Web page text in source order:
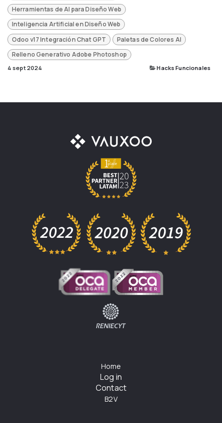
Herramientas de AI para Diseño Web
Inteligencia Artificial en Diseño Web
Odoo v17 Integración Chat GPT
Paletas de Colores AI
Relleno Generativo Adobe Photoshop
4 sept 2024 Hacks Funcionales
Home
Log in
Contact
B2V